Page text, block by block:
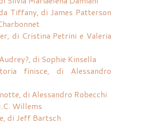
Tiffany, di James Patterson
di Cristina Petrini e Valeria
di Sophie Kinsella
finisce, di Alessandro
di Alessandro Robecchi
Willems
di Jeff Bartsch